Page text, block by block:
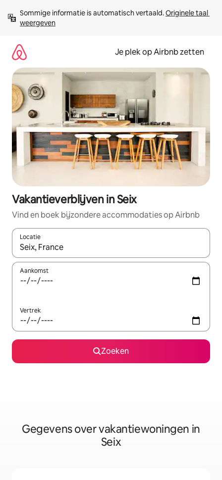
direct
naar
Sommige informatie is automatisch vertaald. Originele taal
weergeven
Je plek op Airbnb zetten
Vakantieverblijven in Seix
Vind en boek bijzondere accommodaties op Airbnb
Locatie
Wanneer er resultaten beschikbaar zijn, maak je een keuze
Aankomst
Vertrek
Zoeken
Gegevens over vakantiewoningen in
Seix